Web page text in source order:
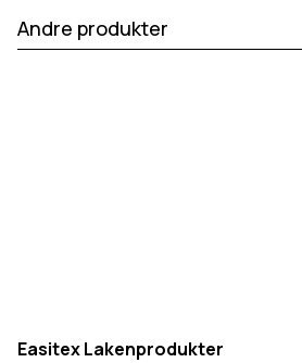
Andre produkter
Easitex Lakenprodukter